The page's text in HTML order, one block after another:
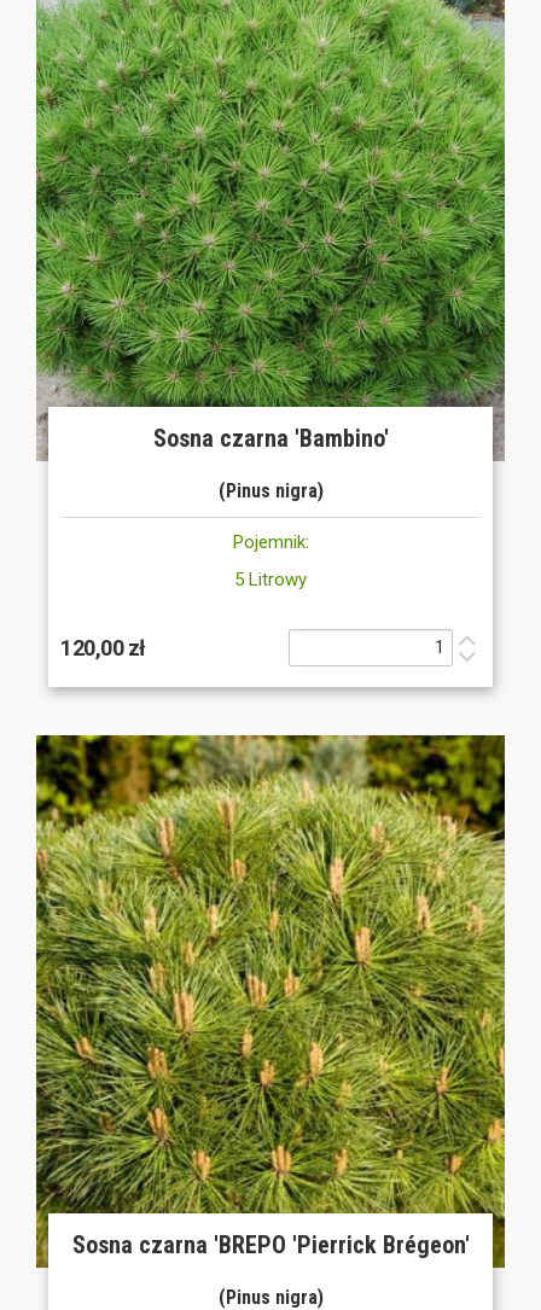
Sosna czarna 'Bambino'
(Pinus nigra)
Pojemnik:
5 Litrowy
120,00 zł
Sosna czarna 'BREPO 'Pierrick Brégeon'
(Pinus nigra)